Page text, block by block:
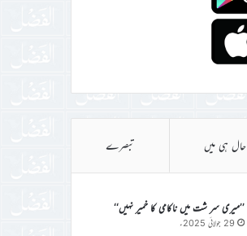
حال ہی میں تبصرے
’’میری سر شت میں ناکامی کا خمیر نہیں‘‘
29 جولائی 2025ء